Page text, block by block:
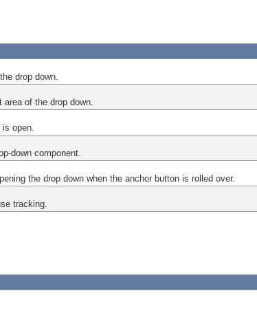
drop down.
of the drop down.
open.
down component.
the drop down when the anchor button is rolled over.
tracking.